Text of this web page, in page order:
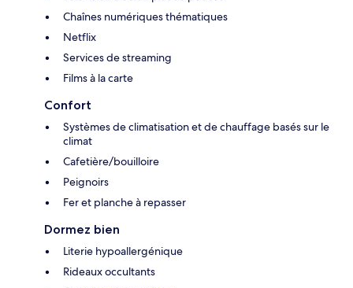
Chaînes numériques thématiques
Netflix
Services de streaming
Films à la carte
Confort
Systèmes de climatisation et de chauffage basés sur le
climat
Cafetière/bouilloire
Peignoirs
Fer et planche à repasser
Dormez bien
Literie hypoallergénique
Rideaux occultants